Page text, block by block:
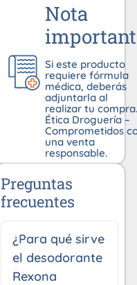
Nota
Si este producto
requiere fórmula
médica, deberás
adjuntarla al
realizar tu compra.
Ética Droguería –
Comprometidos
una venta
responsable.
Preguntas
frecuentes
¿Para qué sirve
el desodorante
Rexona